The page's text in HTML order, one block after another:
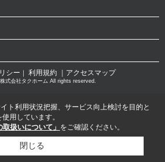
シー ｜ 利用規約 ｜アクセスマップ
式会社タクホーム All rights reserved.
ト利用状況把握、サービス向上検討を目的と
用しています。
取扱いについて」 をご確認ください。
閉じる